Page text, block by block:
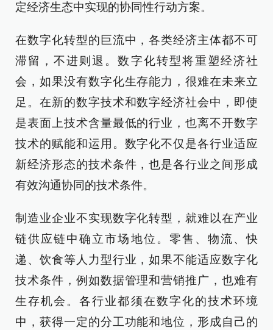
定经济生态中实现的协同性行动方案。
在数字化转型的巨流中，各类经济主体都不可
滞留，不进则退。数字化转型将重塑经济社
会，如果没有数字化生存能力，很难在未来立
足。在新的数字技术和数字经济社会中，即使
是表面上技术含量最低的行业，也离不开数字
技术的赋能和运用。数字化不仅是各行业适应
新经济形态的技术条件，也是各行业之间形成
有效沟通协同的技术条件。
制造业企业不实现数字化转型，就难以在产业
链供应链中确立市场地位。零售、物流、快
递、饮食等人力型行业，如果不能适应数字化
技术条件，例如数据管理和营销推广，也难有
生存机会。各行业都须在数字化的技术环境
中，获得一定的分工功能和地位，形成自己的